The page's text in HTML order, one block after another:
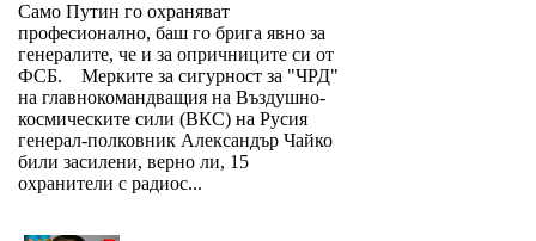
Само Путин го охраняват
професионално, баш го брига явно за
генералите, че и за опричниците си от
ФСБ. Мерките за сигурност за "ЧРД"
на главнокомандващия на Въздушно-
космическите сили (ВКС) на Русия
генерал-полковник Александър Чайко
били засилени, верно ли, 15
охранители с радиос...